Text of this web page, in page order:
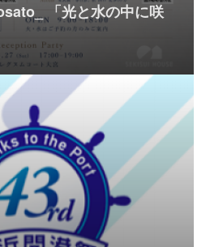
「光と水の中に咲